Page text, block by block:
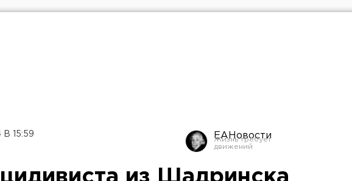
15:59 ЕАНовости